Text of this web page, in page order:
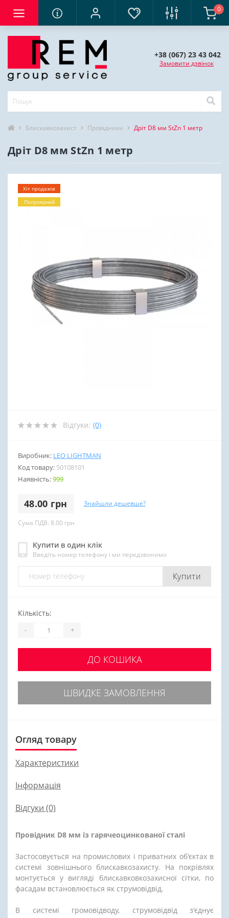
0
+38 (067) 23 43 042
Замовити дзвінок
Блискавкозахист Провідники Дріт D8 мм StZn 1 метр
Дріт D8 мм StZn 1 метр
Хіт продажів
Популярний
Відгуки: (0)
Виробник: LEO LIGHTMAN
Код товару: 50108101
Наявність:999
48.00 грн Знайшли дешевше?
Сума ПДВ: 8.00 грн
Купити в один клік
Введіть номер телефону і ми передзвонимо
Купити
Кількість:
- +
ДО КОШИКА
ШВИДКЕ ЗАМОВЛЕННЯ
Огляд товару
Характеристики
Інформація
Відгуки (0)
Провідник D8 мм із гарячеоцинкованої сталі
Застосовується на промислових і приватних об'єктах в
системі зовнішнього блискавкозахисту. На покрівлях
монтується у вигляді блискавковкозахисної сітки, по
фасадам встановлюється як струмовідвід.
В системі громовідводу, струмовідвід з'єднує